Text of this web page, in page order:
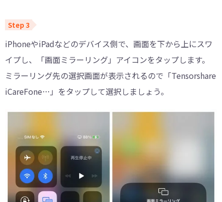
iPhoneやiPadなどのデバイス側で、画面を下から上にスワ
イプし、「画面ミラーリング」アイコンをタップします。
ミラーリング先の選択画面が表示されるので「Tensorshare
iCareFone…」をタップして選択しましょう。